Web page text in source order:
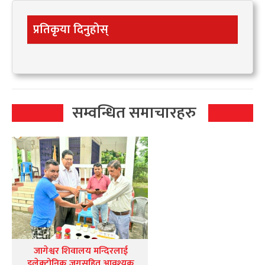
प्रतिकृया दिनुहोस्
सम्वन्धित समाचारहरु
जागेश्वर शिवालय मन्दिरलाई